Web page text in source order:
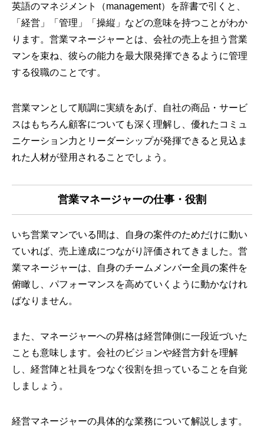
英語のマネジメント（management）を辞書で引くと、
「経営」「管理」「操縦」などの意味を持つことがわか
ります。営業マネージャーとは、会社の売上を担う営業
マンを束ね、彼らの能力を最大限発揮できるように管理
する役職のことです。
営業マンとして順調に実績をあげ、自社の商品・サービ
スはもちろん顧客についても深く理解し、優れたコミュ
ニケーション力とリーダーシップが発揮できると見込ま
れた人材が登用されることでしょう。
営業マネージャーの仕事・役割
いち営業マンでいる間は、自身の案件のためだけに動い
ていれば、売上達成につながり評価されてきました。営
業マネージャーは、自身のチームメンバー全員の案件を
俯瞰し、パフォーマンスを高めていくように動かなけれ
ばなりません。
また、マネージャーへの昇格は経営陣側に一段近づいた
ことも意味します。会社のビジョンや経営方針を理解
し、経営陣と社員をつなぐ役割を担っていることを自覚
しましょう。
経営マネージャーの具体的な業務について解説します。